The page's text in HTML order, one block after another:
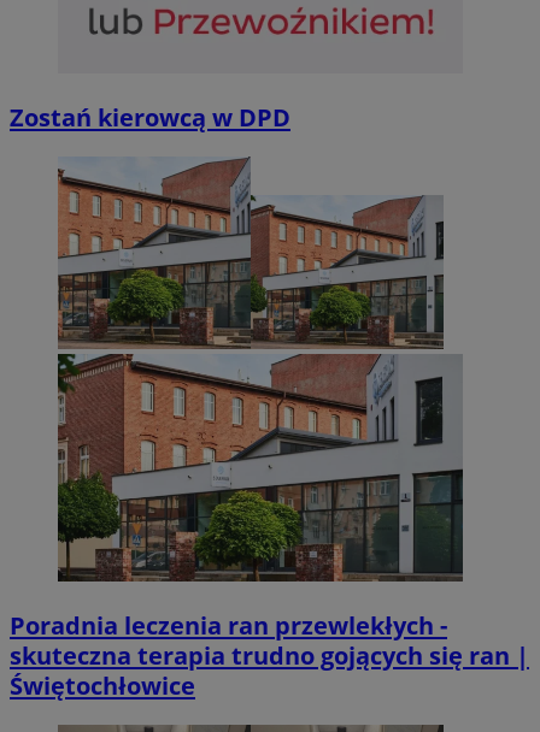
Zostań kierowcą w DPD
Poradnia leczenia ran przewlekłych -
skuteczna terapia trudno gojących się ran |
Świętochłowice